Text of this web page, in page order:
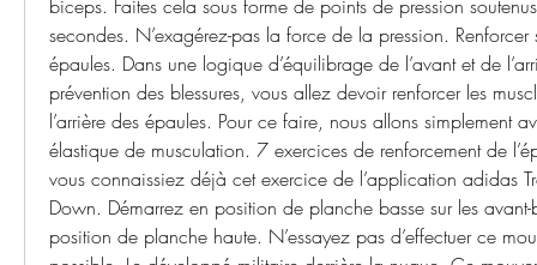
biceps. Faites cela sous forme de points de pression
secondes. N’exagérez-pas la force de la pression. Renforcer
épaules. Dans une logique d’équilibrage de l’avant et de
prévention des blessures, vous allez devoir renforcer les
l’arrière des épaules. Pour ce faire, nous allons simplement
élastique de musculation. 7 exercices de renforcement de
vous connaissiez déjà cet exercice de l’application adidas
Down. Démarrez en position de planche basse sur les
position de planche haute. N’essayez pas d’effectuer ce